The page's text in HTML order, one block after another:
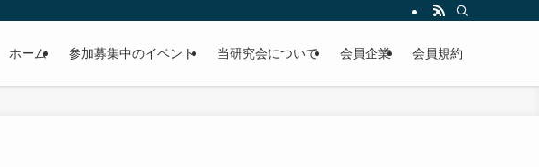
ホーム 参加募集中のイベント 当研究会について 会員企業 会員規約